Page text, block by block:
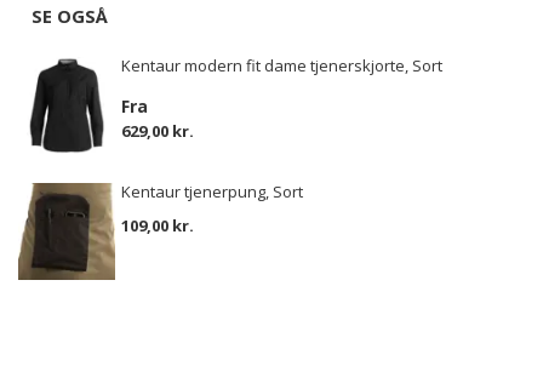
SE OGSÅ
Kentaur modern fit dame tjenerskjorte, Sort
Fra
629,00 kr.
Kentaur tjenerpung, Sort
109,00 kr.